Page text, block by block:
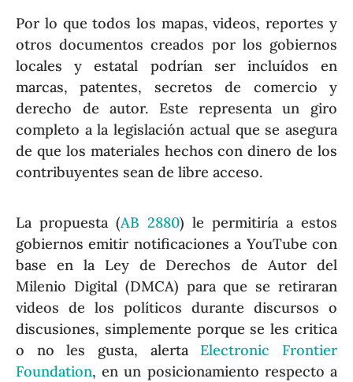
Por lo que todos los mapas, videos, reportes y
otros documentos creados por los gobiernos
locales y estatal podrían ser incluídos en
marcas, patentes, secretos de comercio y
derecho de autor. Este representa un giro
completo a la legislación actual que se asegura
de que los materiales hechos con dinero de los
contribuyentes sean de libre acceso.
La propuesta (AB 2880) le permitiría a estos
gobiernos emitir notificaciones a YouTube con
base en la Ley de Derechos de Autor del
Milenio Digital (DMCA) para que se retiraran
videos de los políticos durante discursos o
discusiones, simplemente porque se les critica
o no les gusta, alerta Electronic Frontier
Foundation, en un posicionamiento respecto a